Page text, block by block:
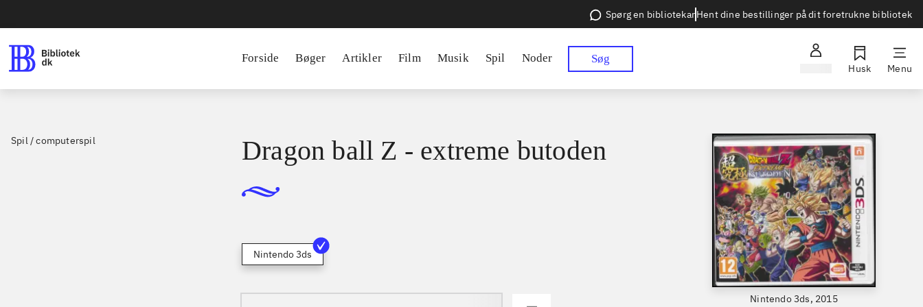
Spørg en bibliotekarHent dine bestillinger på dit foretrukne bibliotek
Forside Bøger Artikler Film Musik Spil Noder Søg
Husk Menu
Spil / computerspil
Nintendo 3ds, 2015
Dragon ball Z - extreme butoden
Nintendo 3ds